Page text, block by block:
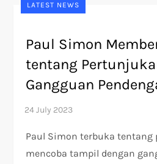
LATEST NEWS
Paul Simon
tentang
Gangguan
Paul Simon terbuka tentang
mencoba tampil dengan